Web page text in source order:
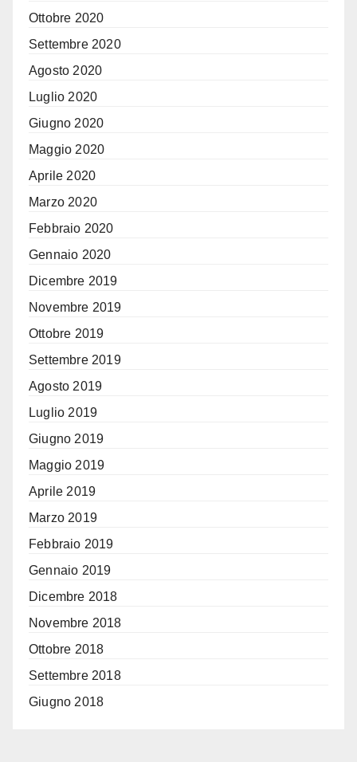
Ottobre 2020
Settembre 2020
Agosto 2020
Luglio 2020
Giugno 2020
Maggio 2020
Aprile 2020
Marzo 2020
Febbraio 2020
Gennaio 2020
Dicembre 2019
Novembre 2019
Ottobre 2019
Settembre 2019
Agosto 2019
Luglio 2019
Giugno 2019
Maggio 2019
Aprile 2019
Marzo 2019
Febbraio 2019
Gennaio 2019
Dicembre 2018
Novembre 2018
Ottobre 2018
Settembre 2018
Giugno 2018